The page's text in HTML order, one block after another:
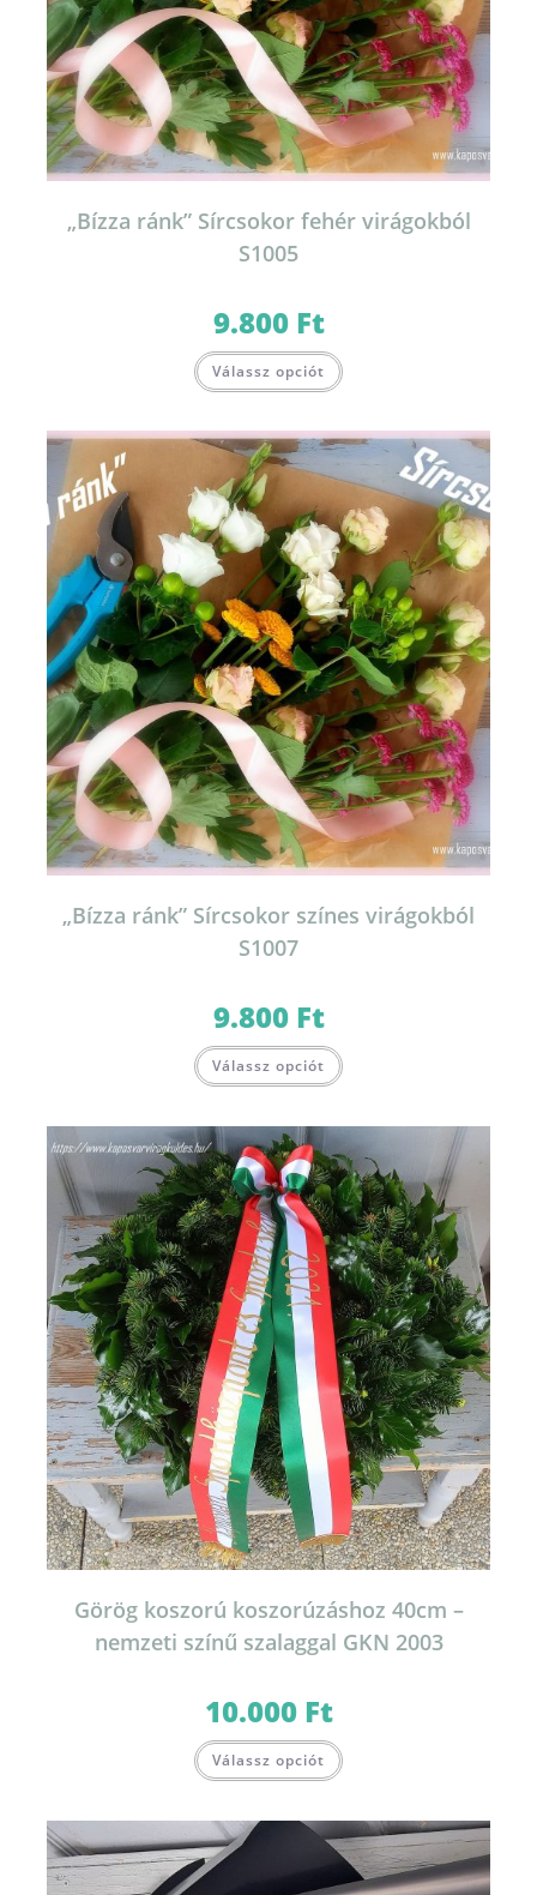
„Bízza ránk” Sírcsokor fehér virágokból
S1005
9.800 Ft
Válassz opciót
„Bízza ránk” Sírcsokor színes virágokból
S1007
9.800 Ft
Válassz opciót
Görög koszorú koszorúzáshoz 40cm –
nemzeti színű szalaggal GKN 2003
10.000 Ft
Válassz opciót